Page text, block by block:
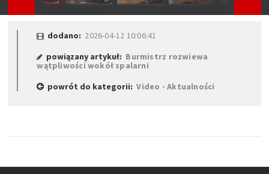
dodano: 2026-04-12 10:06:41
powiązany artykuł: Burmistrz rozwiewa
wątpliwości wokół spalarni
powrót do kategorii:Video - Aktualności